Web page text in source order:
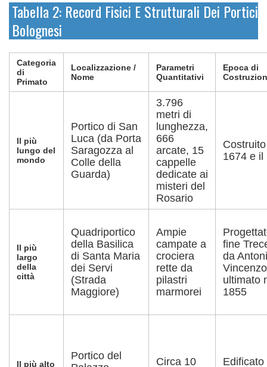
Tabella 2: Record Fisici E Strutturali Dei Portici
Bolognesi
Categoria
di
Primato
Localizzazione /
Nome
Parametri
Quantitativi
Epoca di
Il più
lungo del
mondo
Portico di San
Luca (da Porta
Saragozza al
Colle della
Guarda)
3.796
metri di
lunghezza,
666
arcate, 15
cappelle
dedicate ai
misteri del
Rosario
1674 e il
Il più
largo
della
città
Quadriportico
della Basilica
di Santa Maria
dei Servi
(Strada
Maggiore)
Ampie
campate a
crociera
rette da
pilastri
marmorei
fine
da
ultimato
1855
Il più alto
Portico del
Circa 10 Edificato